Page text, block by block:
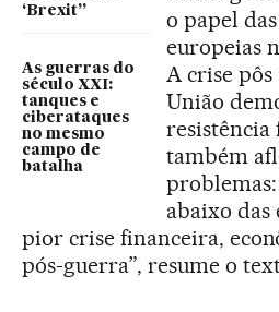
‘Brexit”
As guerras do
século XXI:
tanques e
ciberataques
no mesmo
campo de
batalha
o papel
europeias
A crise pôs
União
resistência
também
problemas:
abaixo das
pior crise financeira,
pós-guerra”, resume o